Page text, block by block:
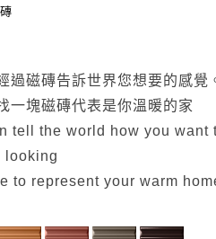
過磁磚告訴世界您想要的感覺
一塊磁磚代表是你溫暖的家
tell the world how you want
looking
to represent your warm